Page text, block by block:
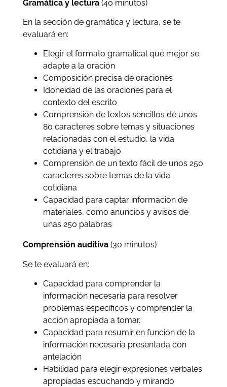
Gramática y lectura(40 minutos)
En la sección de gramática y lectura, se te
evaluará en:
Elegir el formato gramatical que mejor se
adapte a la oración
Composición precisa de oraciones
Idoneidad de las oraciones para el
contexto del escrito
Comprensión de textos sencillos de unos
80 caracteres sobre temas y situaciones
relacionadas con el estudio, la vida
cotidiana y el trabajo
Comprensión de un texto fácil de unos 250
caracteres sobre temas de la vida
cotidiana
Capacidad para captar información de
materiales, como anuncios y avisos de
unas 250 palabras
Comprensión auditiva(30 minutos)
Se te evaluará en:
Capacidad para comprender la
información necesaria para resolver
problemas específicos y comprender la
acción apropiada a tomar.
Capacidad para resumir en función de la
información necesaria presentada con
antelación
Habilidad para elegir expresiones verbales
apropiadas escuchando y mirando